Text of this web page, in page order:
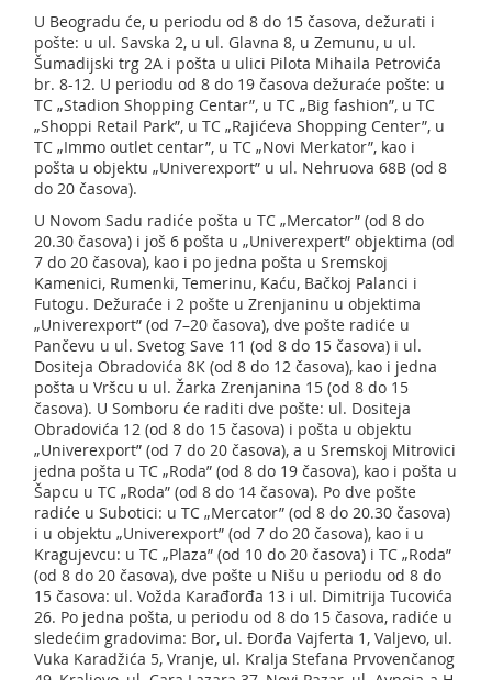
U Beogradu će, u periodu od 8 do 15 časova, dežurati i
pošte: u ul. Savska 2, u ul. Glavna 8, u Zemunu, u ul.
Šumadijski trg 2A i pošta u ulici Pilota Mihaila Petrovića
br. 8-12. U periodu od 8 do 19 časova dežuraće pošte: u
TC „Stadion Shopping Centar”, u TC „Big fashion”, u TC
„Shoppi Retail Park”, u TC „Rajićeva Shopping Center”, u
TC „Immo outlet centar”, u TC „Novi Merkator”, kao i
pošta u objektu „Univerexport” u ul. Nehruova 68B (od 8
do 20 časova).
U Novom Sadu radiće pošta u TC „Mercator” (od 8 do
20.30 časova) i još 6 pošta u „Univerexpert” objektima (od
7 do 20 časova), kao i po jedna pošta u Sremskoj
Kamenici, Rumenki, Temerinu, Kaću, Bačkoj Palanci i
Futogu. Dežuraće i 2 pošte u Zrenjaninu u objektima
„Univerexport” (od 7–20 časova), dve pošte radiće u
Pančevu u ul. Svetog Save 11 (od 8 do 15 časova) i ul.
Dositeja Obradovića 8K (od 8 do 12 časova), kao i jedna
pošta u Vršcu u ul. Žarka Zrenjanina 15 (od 8 do 15
časova). U Somboru će raditi dve pošte: ul. Dositeja
Obradovića 12 (od 8 do 15 časova) i pošta u objektu
„Univerexport” (od 7 do 20 časova), a u Sremskoj Mitrovici
jedna pošta u TC „Roda” (od 8 do 19 časova), kao i pošta u
Šapcu u TC „Roda” (od 8 do 14 časova). Po dve pošte
radiće u Subotici: u TC „Mercator” (od 8 do 20.30 časova)
i u objektu „Univerexport” (od 7 do 20 časova), kao i u
Kragujevcu: u TC „Plaza” (od 10 do 20 časova) i TC „Roda”
(od 8 do 20 časova), dve pošte u Nišu u periodu od 8 do
15 časova: ul. Vožda Karađorđa 13 i ul. Dimitrija Tucovića
26. Po jedna pošta, u periodu od 8 do 15 časova, radiće u
sledećim gradovima: Bor, ul. Đorđa Vajferta 1, Valjevo, ul.
Vuka Karadžića 5, Vranje, ul. Kralja Stefana Prvovenčanog